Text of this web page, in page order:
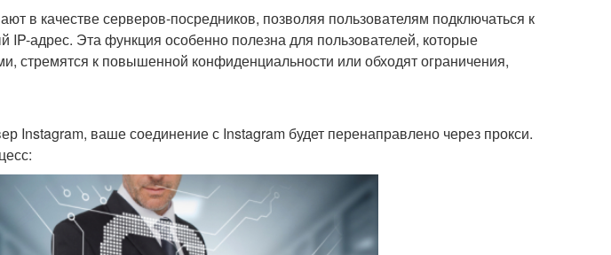
в качестве серверов-посредников, позволяя пользователям подключаться к
IP-адрес. Эта функция особенно полезна для пользователей, которые
стремятся к повышенной конфиденциальности или обходят ограничения,
Instagram, ваше соединение с Instagram будет перенаправлено через прокси.